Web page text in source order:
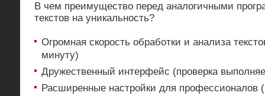
В чем преимущество перед аналогичными
текстов на уникальность?
Огромная скорость обработки и анализа
минуту)
Дружественный интерфейс (проверка
Расширенные настройки для профессионалов